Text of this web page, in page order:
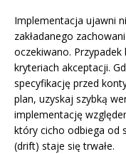
Implementacja ujawni
zakładanego
oczekiwano.
kryteriach akceptacji.
specyfikację przed
plan, uzyskaj szybką
implementację
który cicho odbiega od
(drift) staje się trwałe.